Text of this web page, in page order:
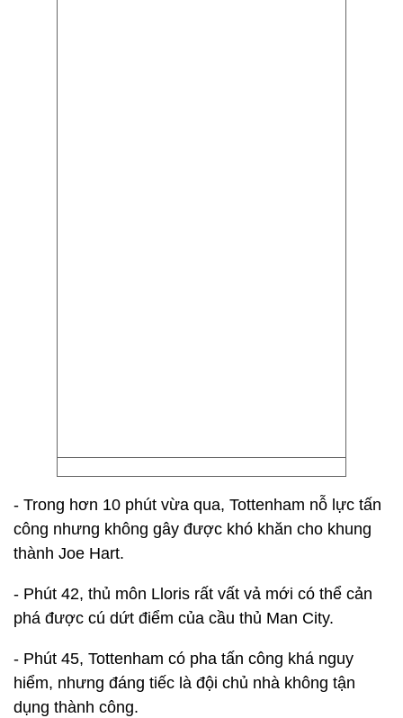
- Trong hơn 10 phút vừa qua, Tottenham nỗ lực tấn
công nhưng không gây được khó khăn cho khung
thành Joe Hart.
- Phút 42, thủ môn Lloris rất vất vả mới có thể cản
phá được cú dứt điểm của cầu thủ Man City.
- Phút 45, Tottenham có pha tấn công khá nguy
hiểm, nhưng đáng tiếc là đội chủ nhà không tận
dụng thành công.